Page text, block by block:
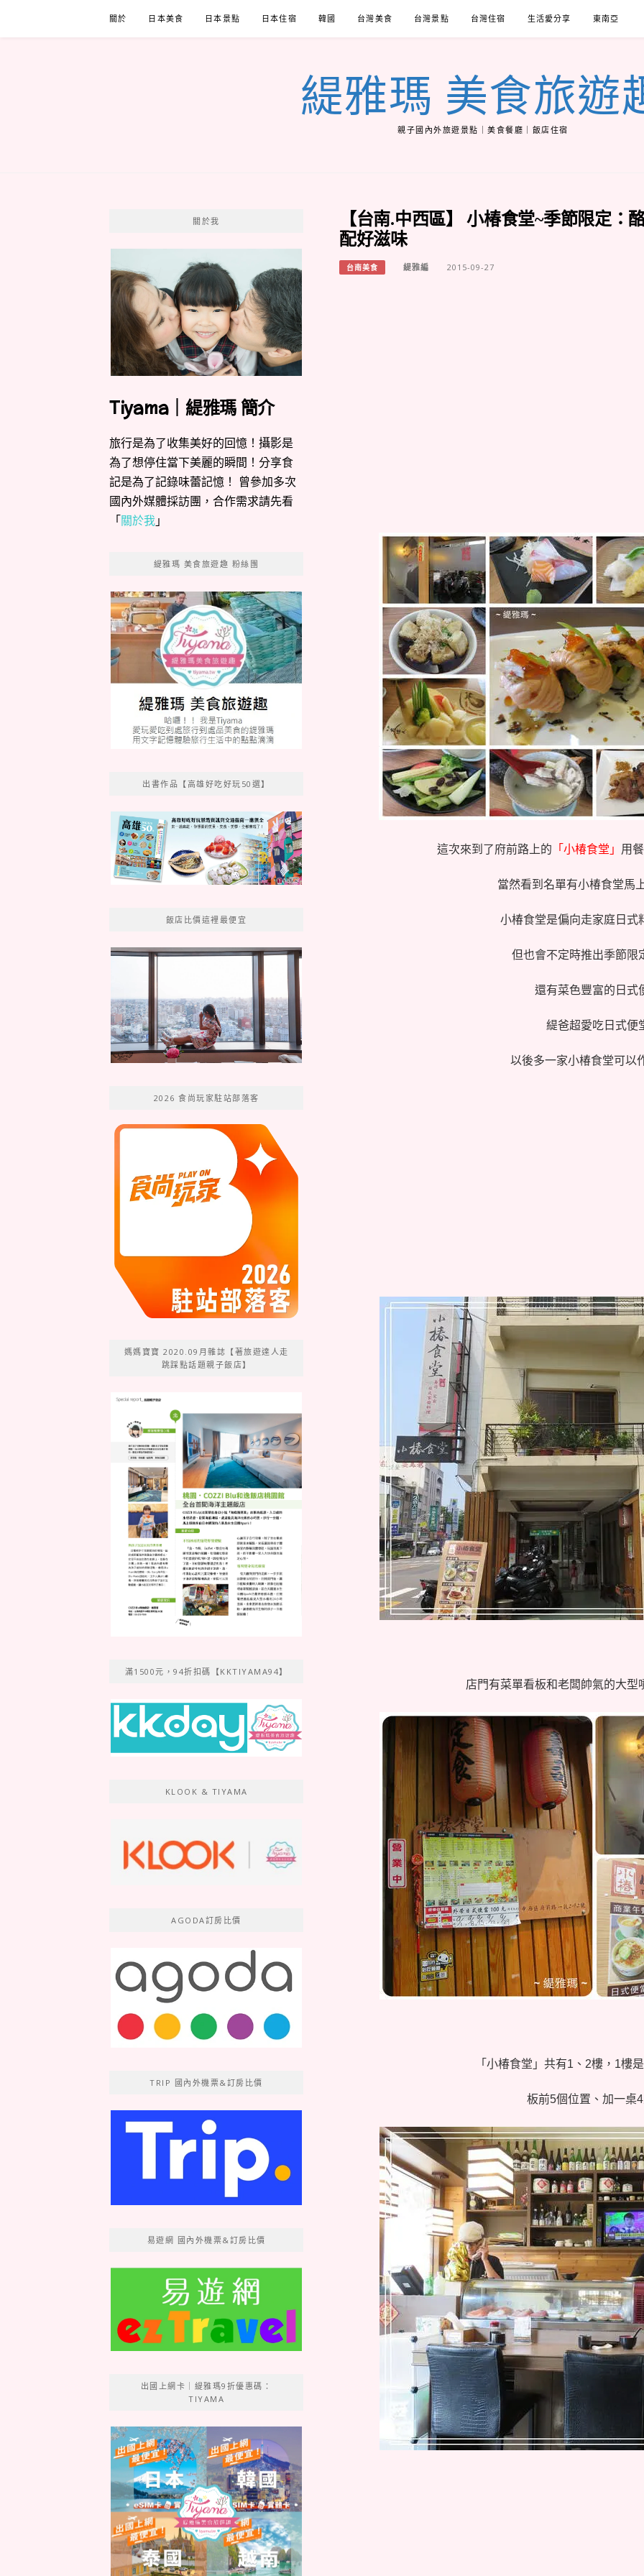
關於 日本美食 日本景點 日本住宿 韓國 台灣美食 台灣景點 台灣住宿 生活愛分享 東南亞
緹雅瑪 美食旅遊
親子國內外旅遊景點｜美食餐廳｜飯店住宿
【台南.中西區】 小椿食堂~季節限定：
配好滋味
台南美食 緹雅編 2015-09-27
這次來到了府前路上的 「小椿食堂」 用
當然看到名單有小椿食堂馬
小椿食堂是偏向走家庭日式
但也會不定時推出季節限
還有菜色豐富的日式
緹爸超愛吃日式便
以後多一家小椿食堂可以
店門有菜單看板和老闆帥氣的大型
「小椿食堂」共有1、2樓，1樓
板前5個位置、加一桌
關於我
Tiyama｜緹雅瑪 簡介
旅行是為了收集美好的回憶！攝影是
為了想停住當下美麗的瞬間！分享食
記是為了記錄味蕾記憶！ 曾參加多次
國內外媒體採訪團，合作需求請先看
「關於我」
緹雅瑪 美食旅遊趣 粉絲團
出書作品【高雄好吃好玩50選】
飯店比價這裡最便宜
2026 食尚玩家駐站部落客
媽媽寶寶 2020.09月雜誌【著旅遊達人走
跳踩點話題親子飯店】
滿1500元，94折扣碼【KKTIYAMA94】
KLOOK & TIYAMA
AGODA訂房比價
TRIP 國內外機票&訂房比價
易遊網 國內外機票&訂房比價
出國上網卡｜緹雅瑪9折優惠碼：
TIYAMA